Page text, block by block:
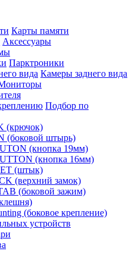
Карты памяти
Аксессуары
Парктроники
Камеры заднего вида
Подбор по
(крючок)
(боковой штырь)
(кнопка 19мм)
(кнопка 16мм)
(штык)
(верхний замок)
(боковой зажим)
(боковое крепление)
устройств